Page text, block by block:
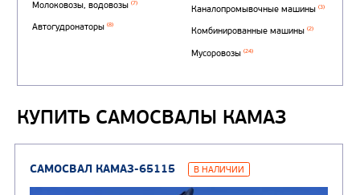
ГРУЗОВЫЕ АВТОМОБИЛИ
аэродромные(1)
ПОДЪЕМНО-
ТРАНСПОРТНАЯ
Автокраны
КУПИТЬ САМОСВАЛЫ КАМАЗ